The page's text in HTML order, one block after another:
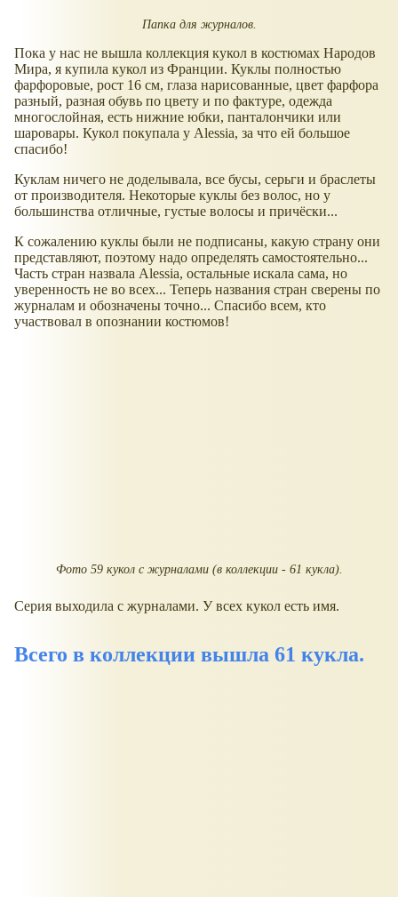
Папка для журналов.
Пока у нас не вышла коллекция кукол в костюмах Народов
Мира, я купила кукол из Франции. Куклы полностью
фарфоровые, рост 16 см, глаза нарисованные, цвет фарфора
разный, разная обувь по цвету и по фактуре, одежда
многослойная, есть нижние юбки, панталончики или
шаровары. Кукол покупала у Alessia, за что ей большое
спасибо!
Куклам ничего не доделывала, все бусы, серьги и браслеты
от производителя. Некоторые куклы без волос, но у
большинства отличные, густые волосы и причёски...
К сожалению куклы были не подписаны, какую страну они
представляют, поэтому надо определять самостоятельно...
Часть стран назвала Alessia, остальные искала сама, но
уверенность не во всех... Теперь названия стран сверены по
журналам и обозначены точно... Спасибо всем, кто
участвовал в опознании костюмов!
Фото 59 кукол с журналами (в коллекции - 61 кукла).
Серия выходила с журналами. У всех кукол есть имя.
Всего в коллекции вышла 61 кукла.